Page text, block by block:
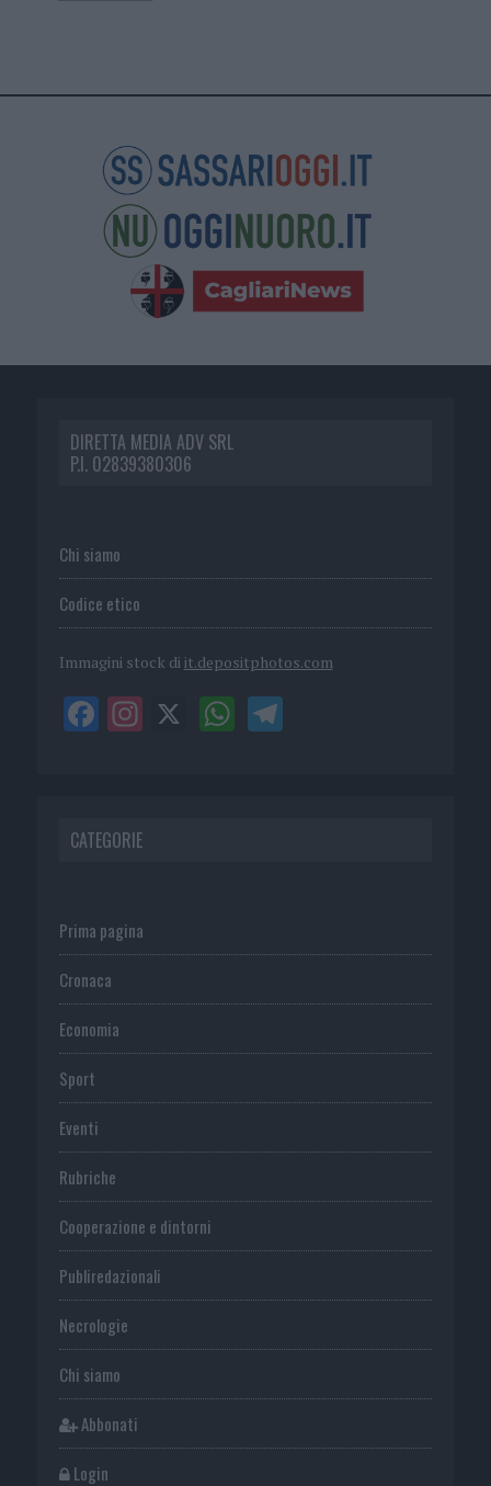
DIRETTA MEDIA ADV SRL
P.I. 02839380306
Chi siamo
Codice etico
Immagini stock di it.depositphotos.com
CATEGORIE
Prima pagina
Cronaca
Economia
Sport
Eventi
Rubriche
Cooperazione e dintorni
Publiredazionali
Necrologie
Chi siamo
Abbonati
Login